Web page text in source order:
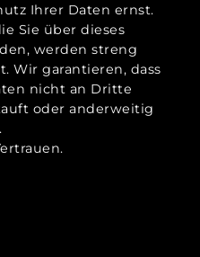
Ihrer Daten ernst.
Sie über dieses
werden streng
Wir garantieren, dass
nicht an Dritte
oder anderweitig